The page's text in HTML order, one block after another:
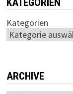
Kategorien
ARCHIVE